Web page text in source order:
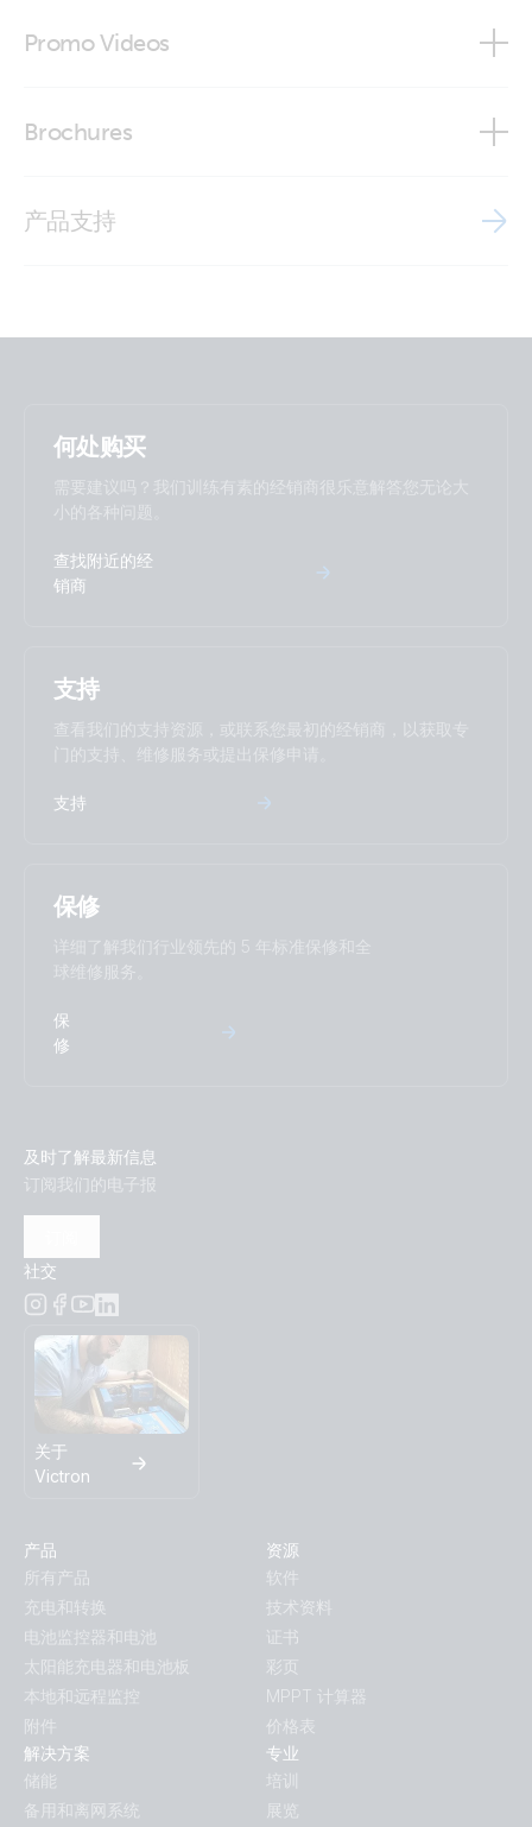
BlueSolar Monocrystalline Panel 50W 12V - front
RED)
Promo Videos
Brochures
产品支持
何处购买
需要建议吗？我们训练有素的经销商很乐意解答您无论大
小的各种问题。
查找附近的经
销商
支持
查看我们的支持资源，或联系您最初的经销商，以获取专
门的支持、维修服务或提出保修申请。
支持
保修
详细了解我们行业领先的 5 年标准保修和全
球维修服务。
保
修
及时了解最新信息
订阅我们的电子报
社交
关于
Victron
产品
所有产品
充电和转换
电池监控器和电池
太阳能充电器和电池板
本地和远程监控
附件
解决方案
储能
备用和离网系统
资源
软件
技术资料
证书
彩页
MPPT 计算器
价格表
专业
培训
展览